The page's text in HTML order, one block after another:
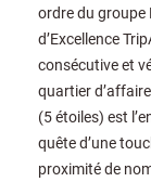
ordre du groupe
d’Excellence
consécutive et
quartier
(5 étoiles) est
quête d’une
proximité de